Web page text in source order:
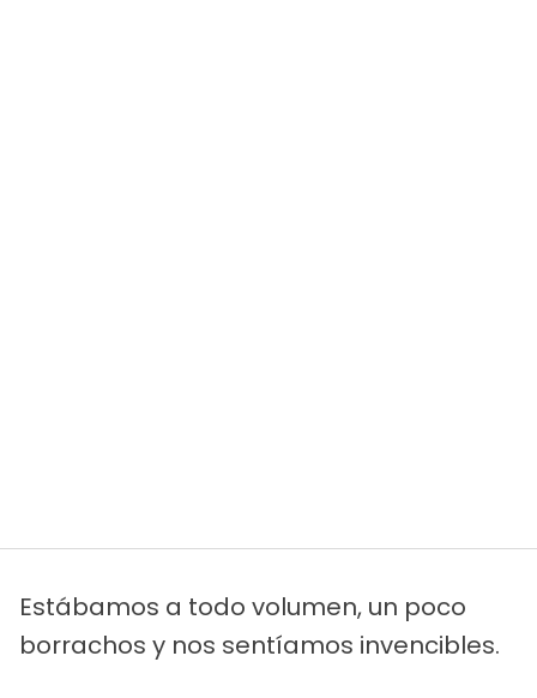
Estábamos a todo volumen, un poco
borrachos y nos sentíamos invencibles.